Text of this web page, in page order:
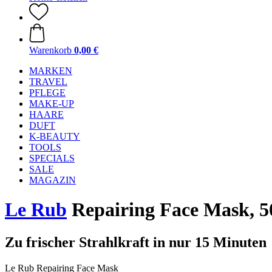
Warenkorb 0,00 €
MARKEN
TRAVEL
PFLEGE
MAKE-UP
HAARE
DUFT
K-BEAUTY
TOOLS
SPECIALS
SALE
MAGAZIN
Le Rub Repairing Face Mask,
Zu frischer Strahlkraft in nur 15 Minuten
Le Rub Repairing Face Mask